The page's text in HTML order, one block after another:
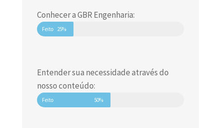
Conhecer a GBR Engenharia:
Feito 25%
Entender sua necessidade através do
nosso conteúdo:
Feito 50%